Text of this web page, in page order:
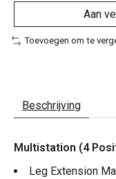
Aan
Toevoegen om te
Beschrijving
Multistation (4
Leg Extension